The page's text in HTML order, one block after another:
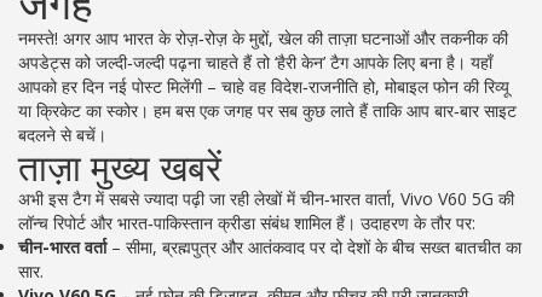
नमस्ते! अगर आप भारत के रोज़‑रोज़ के मुद्दों, खेल की ताज़ा घटनाओं और तकनीक की
अपडेट्स को जल्दी‑जल्दी पढ़ना चाहते हैं तो ‘हैरी केन’ टैग आपके लिए बना है। यहाँ
आपको हर दिन नई पोस्ट मिलेंगी – चाहे वह विदेश‑राजनीति हो, मोबाइल फोन की रिव्यू
या क्रिकेट का स्कोर। हम बस एक जगह पर सब कुछ लाते हैं ताकि आप बार‑बार साइट
बदलने से बचें।
ताज़ा मुख्य खबरें
अभी इस टैग में सबसे ज्यादा पढ़ी जा रही लेखों में चीन‑भारत वार्ता, Vivo V60 5G की
लॉन्च रिपोर्ट और भारत‑पाकिस्तान क्रीडा संबंध शामिल हैं। उदाहरण के तौर पर:
चीन-भारत वर्ता– सीमा, ब्रह्मपुत्र और आतंकवाद पर दो देशों के बीच सख्त बातचीत का
सार.